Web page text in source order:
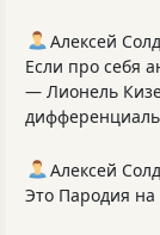
Алексей
Если про себя
— Лионель
Алексей
Это Пародия